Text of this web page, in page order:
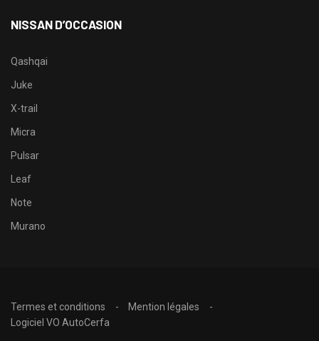
NISSAN D’OCCASION
Qashqai
Juke
X-trail
Micra
Pulsar
Leaf
Note
Murano
Termes et conditions
Mention légales
Logiciel VO AutoCerfa